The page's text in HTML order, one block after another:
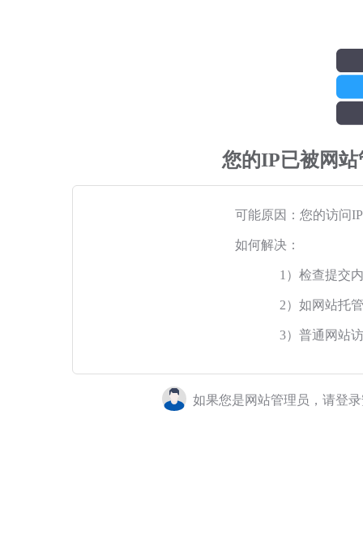
您的IP已被网
可能原因：您的访问
如何解决：
1）检查提交
2）如网站托
3）普通网站
如果您是网站管理员，请登